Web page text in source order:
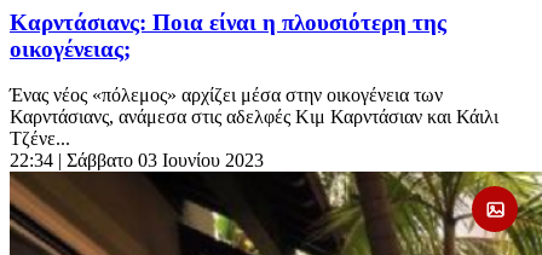
Καρντάσιανς: Ποια είναι η πλουσιότερη της
οικογένειας;
Ένας νέος «πόλεμος» αρχίζει μέσα στην οικογένεια των
Καρντάσιανς, ανάμεσα στις αδελφές Κιμ Καρντάσιαν και Κάιλι
Τζένε...
22:34 | Σάββατο 03 Ιουνίου 2023